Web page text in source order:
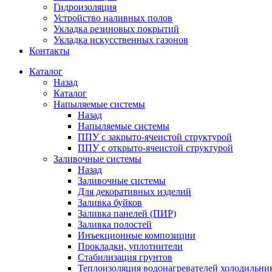
Гидроизоляция
Устройство наливных полов
Укладка резиновых покрытий
Укладка искусственных газонов
Контакты
Каталог
Назад
Каталог
Напыляемые системы
Назад
Напыляемые системы
ППУ с закрыто-ячеистой структурой
ППУ с открыто-ячеистой структурой
Заливочные системы
Назад
Заливочные системы
Для декоративных изделий
Заливка буйков
Заливка панелей (ПИР)
Заливка полостей
Инъекционные композиции
Прокладки, уплотнители
Стабилизация грунтов
Теплоизоляция водонагревателей